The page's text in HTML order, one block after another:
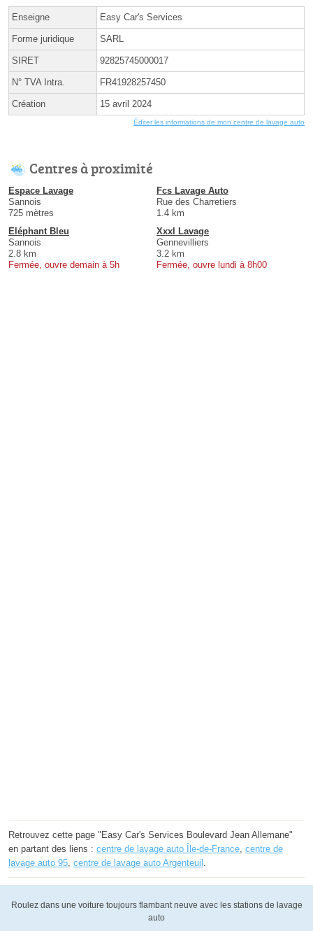
Enseigne Easy Car's Services
Forme juridique SARL
SIRET 92825745000017
N° TVA Intra. FR41928257450
Création 15 avril 2024
Éditer les informations de mon centre de lavage auto
Centres à proximité
Espace Lavage
Sannois
725 mètres
Fcs Lavage Auto
Rue des Charretiers
1.4 km
Eléphant Bleu
Sannois
2.8 km
Fermée, ouvre demain à 5h
Xxxl Lavage
Gennevilliers
3.2 km
Fermée, ouvre lundi à 8h00
Retrouvez cette page "Easy Car's Services Boulevard Jean Allemane"
en partant des liens : centre de lavage auto Île-de-France, centre de
lavage auto 95, centre de lavage auto Argenteuil .
Roulez dans une voiture toujours flambant neuve avec les stations de lavage
auto